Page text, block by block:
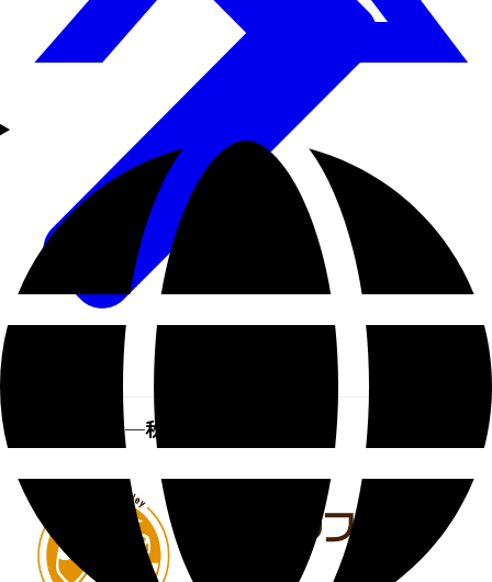
仙台市西部─秋保(あきう)